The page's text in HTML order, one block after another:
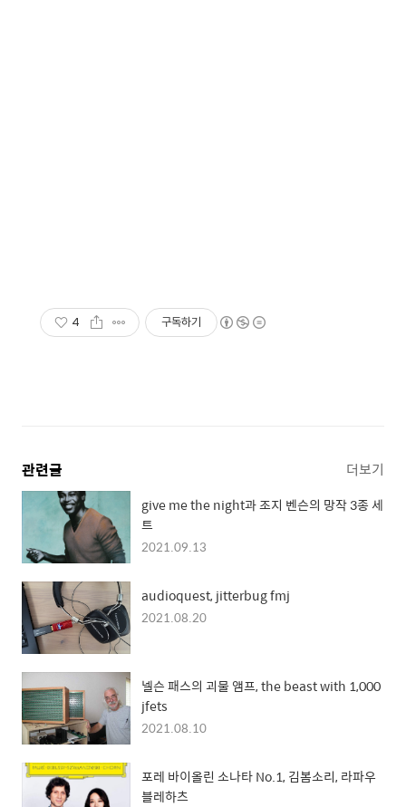
4 구독하기
관련글 더보기
give me the night과 조지 벤슨의 망작 3종 세
트
2021.09.13
audioquest, jitterbug fmj
2021.08.20
넬슨 패스의 괴물 앰프, the beast with 1,000
jfets
2021.08.10
포레 바이올린 소나타 No.1, 김봄소리, 라파우
블레하츠